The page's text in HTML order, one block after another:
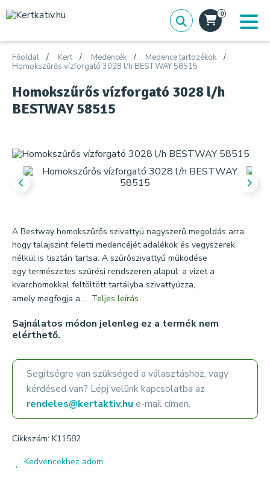
0
Főoldal Kert Medencék
Medence tartozékok
Homokszűrős vízforgató 3028 l/h BESTWAY 58515
Homokszűrős vízforgató 3028 l/h
BESTWAY 58515
A Bestway homokszűrős szivattyú nagyszerű megoldás arra,
hogy talajszint feletti medencéjét adalékok és vegyszerek
nélkül is tisztán tartsa. A szűrőszivattyú működése
egy természetes szűrési rendszeren alapul: a vizet a
kvarchomokkal feltöltött tartályba szivattyúzza,
amely megfogja a ... Teljes leírás
Sajnálatos módon jelenleg ez a termék nem
elérthető.
Segítségre van szükséged a választáshoz, vagy
kérdésed van? Lépj velünk kapcsolatba az
rendeles@kertaktiv.hu e-mail címen.
Cikkszám: K11582
Kedvencekhez adom